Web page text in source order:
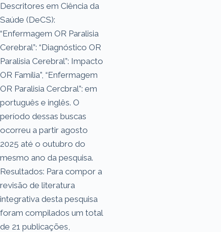
Descritores em Ciência da
Saúde (DeCS):
“Enfermagem OR Paralisia
Cerebral”: “Diagnóstico OR
Paralisia Cerebral”: Impacto
OR Família”, “Enfermagem
OR Paralisia Cercbral”: em
português e inglês. O
período dessas buscas
ocorreu a partir agosto
2025 até o outubro do
mesmo ano da pesquisa.
Resultados: Para compor a
revisão de literatura
integrativa desta pesquisa
foram compilados um total
de 21 publicações,